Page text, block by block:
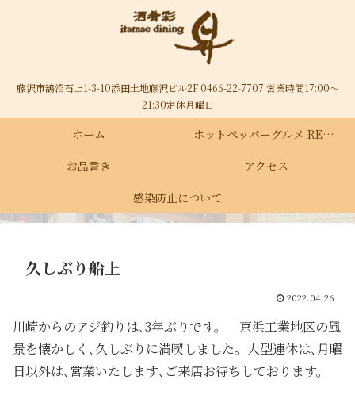
藤沢市鵠沼石上1-3-10添田土地藤沢ビル2F 0466-22-7707 営業時間17:00～
21:30定休月曜日
ホーム
ホットペッパーグルメ RECRUIT
お品書き
アクセス
感染防止について
久しぶり船上
2022.04.26
川崎からのアジ釣りは､3年ぶりです。 京浜工業地区の風
景を懐かしく､久しぶりに満喫しました。大型連休は､月曜
日以外は､営業いたします､ご来店お待ちしております。